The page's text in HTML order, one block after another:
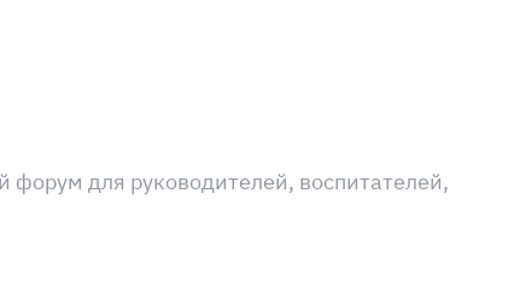
для руководителей, воспитателей,